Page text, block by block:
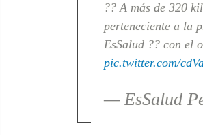
?? A más de 320
perteneciente a la
EsSalud ?? con el
pic.twitter.com/
— EsSalud